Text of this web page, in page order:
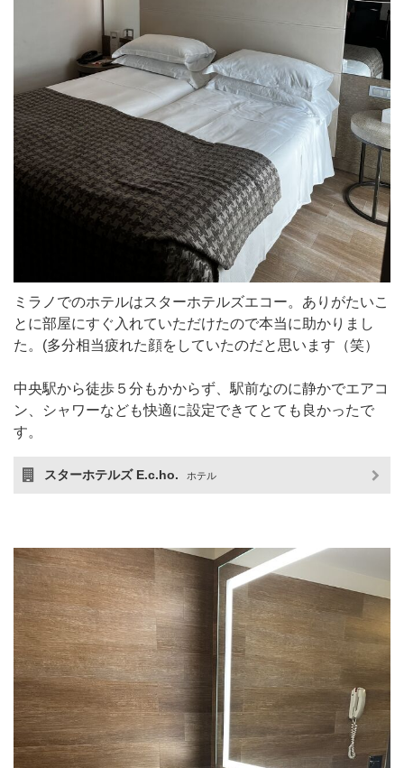
ミラノでのホテルはスターホテルズエコー。ありがたいこ
とに部屋にすぐ入れていただけたので本当に助かりまし
た。(多分相当疲れた顔をしていたのだと思います（笑）
中央駅から徒歩５分もかからず、駅前なのに静かでエアコ
ン、シャワーなども快適に設定できてとても良かったで
す。
スターホテルズ E.c.ho. ホテル